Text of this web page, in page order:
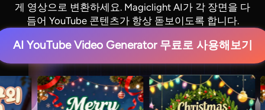
게 영상으로 변환하세요. Magiclight AI가 각 장면을 다
듬어 YouTube 콘텐츠가 항상 돋보이도록 합니다.
AI YouTube Video Generator 무료로 사용해보기